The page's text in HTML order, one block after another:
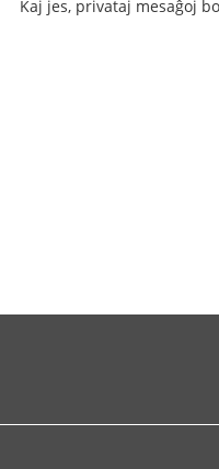
Kaj jes, privataj mesaĝoj